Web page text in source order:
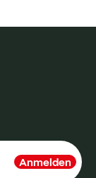
Anmelden